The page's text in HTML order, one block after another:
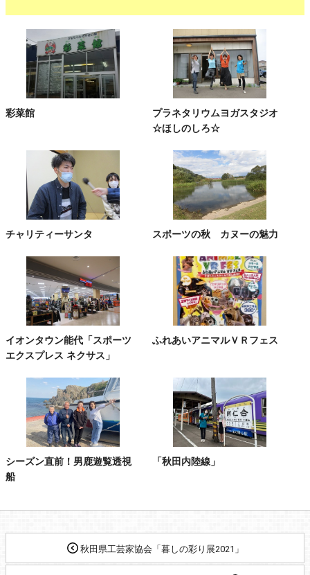
彩菜館
プラネタリウムヨガスタジオ
☆ほしのしろ☆
チャリティーサンタ スポーツの秋 カヌーの魅力
イオンタウン能代「スポーツ
エクスプレス ネクサス」
ふれあいアニマルＶＲフェス
シーズン直前！男鹿遊覧透視
船
「秋田内陸線」
秋田県工芸家協会「暮しの彩り展2021」